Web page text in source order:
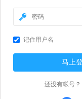
记住用户名
还没有帐号？